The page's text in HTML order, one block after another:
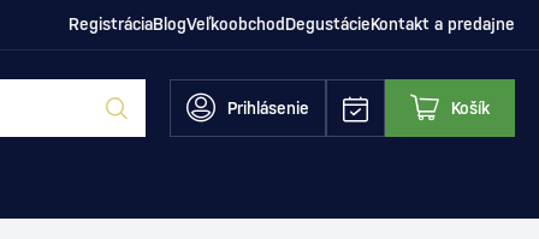
RegistráciaBlogVeľkoobchodDegustácieKontakt a predajne
Prihlásenie Košík